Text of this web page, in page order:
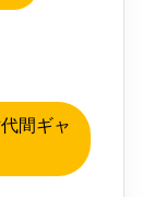
間ギャ